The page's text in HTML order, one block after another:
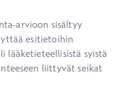
arvioon sisältyy
esitietoihin
lääketieteellisistä syistä
liittyvät seikat